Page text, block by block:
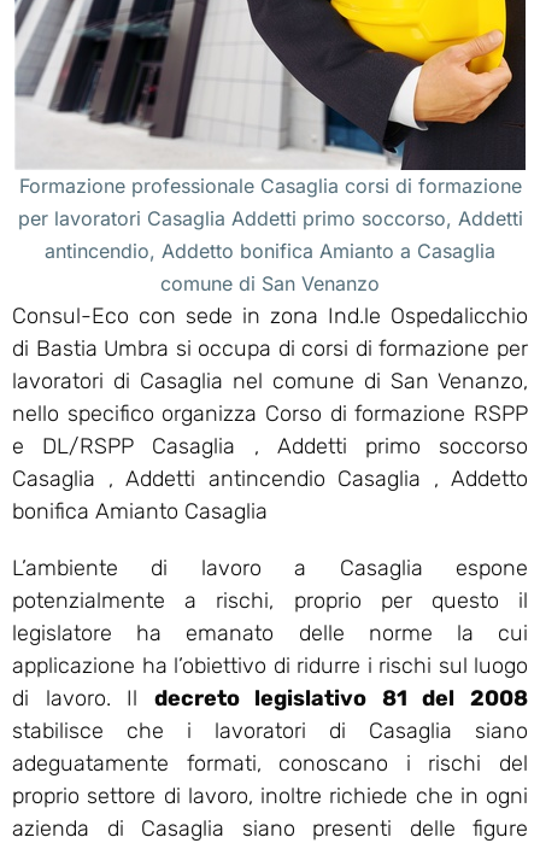
Formazione professionale Casaglia corsi di formazione
per lavoratori Casaglia Addetti primo soccorso, Addetti
antincendio, Addetto bonifica Amianto a Casaglia
comune di San Venanzo
Consul-Eco con sede in zona Ind.le Ospedalicchio
di Bastia Umbra si occupa di corsi di formazione per
lavoratori di Casaglia nel comune di San Venanzo,
nello specifico organizza Corso di formazione RSPP
e DL/RSPP Casaglia , Addetti primo soccorso
Casaglia , Addetti antincendio Casaglia , Addetto
bonifica Amianto Casaglia
L’ambiente di lavoro a Casaglia espone
potenzialmente a rischi, proprio per questo il
legislatore ha emanato delle norme la cui
applicazione ha l’obiettivo di ridurre i rischi sul luogo
di lavoro. Il decreto legislativo 81 del 2008
stabilisce che i lavoratori di Casaglia siano
adeguatamente formati, conoscano i rischi del
proprio settore di lavoro, inoltre richiede che in ogni
azienda di Casaglia siano presenti delle figure